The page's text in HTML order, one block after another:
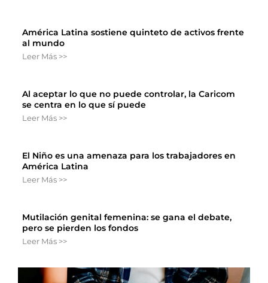
América Latina sostiene quinteto de activos frente
al mundo
Leer Más >>
Al aceptar lo que no puede controlar, la Caricom
se centra en lo que sí puede
Leer Más >>
El Niño es una amenaza para los trabajadores en
América Latina
Leer Más >>
Mutilación genital femenina: se gana el debate,
pero se pierden los fondos
Leer Más >>